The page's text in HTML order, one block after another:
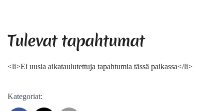
Tulevat tapahtumat
<li>Ei uusia aikataulutettuja tapahtumia tässä paikassa</li>
Kategoriat: